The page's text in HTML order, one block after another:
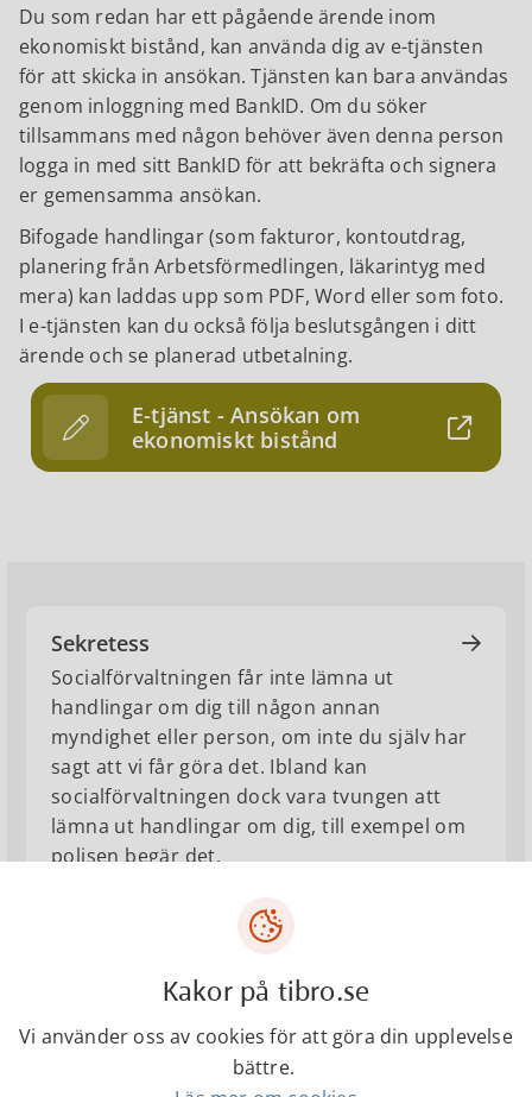
Du som redan har ett pågående ärende inom
ekonomiskt bistånd, kan använda dig av e-tjänsten
för att skicka in ansökan. Tjänsten kan bara användas
genom inloggning med BankID. Om du söker
tillsammans med någon behöver även denna person
logga in med sitt BankID för att bekräfta och signera
er gemensamma ansökan.
Bifogade handlingar (som fakturor, kontoutdrag,
planering från Arbetsförmedlingen, läkarintyg med
mera) kan laddas upp som PDF, Word eller som foto.
I e-tjänsten kan du också följa beslutsgången i ditt
ärende och se planerad utbetalning.
E-tjänst - Ansökan om
ekonomiskt bistånd
Sekretess
Socialförvaltningen får inte lämna ut
handlingar om dig till någon annan
myndighet eller person, om inte du själv har
sagt att vi får göra det. Ibland kan
socialförvaltningen dock vara tvungen att
lämna ut handlingar om dig, till exempel om
polisen begär det.
Säg vad du tycker om
Socialförvaltningens målsättning är att hela
tiden förbättra vår verksamhet. Du kan hjälpa
oss genom att lämna synpunkter, både
Kakor på tibro.se
Vi använder oss av cookies för att göra din upplevelse
bättre.